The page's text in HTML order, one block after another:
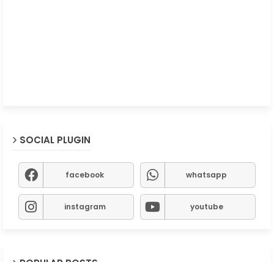
SOCIAL PLUGIN
facebook whatsapp
instagram youtube